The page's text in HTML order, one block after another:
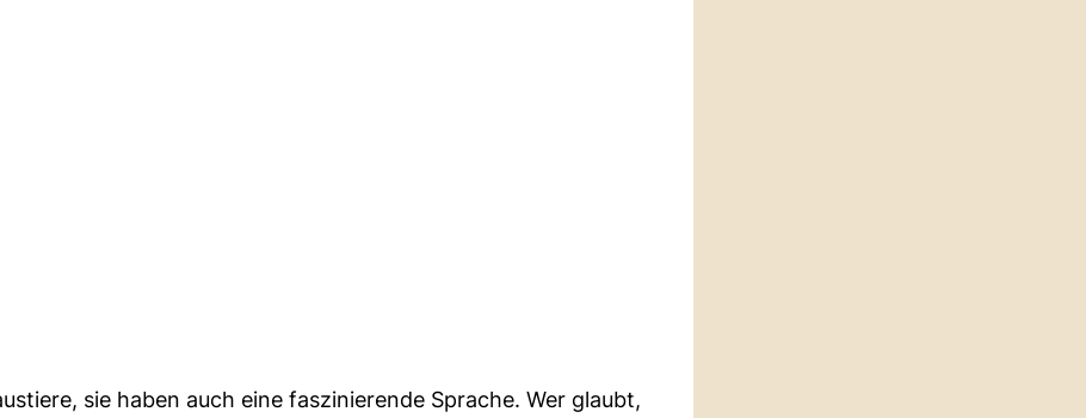
sie haben auch eine faszinierende Sprache. Wer glaubt,